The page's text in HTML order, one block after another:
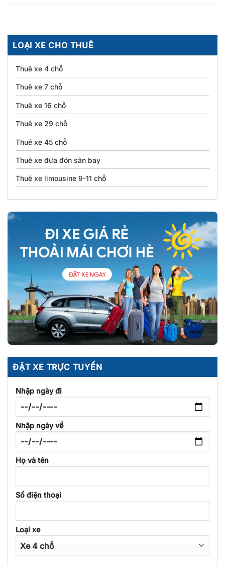
LOẠI XE CHO THUÊ
Thuê xe 4 chỗ
Thuê xe 7 chỗ
Thuê xe 16 chỗ
Thuê xe 29 chỗ
Thuê xe 45 chỗ
Thuê xe đưa đón sân bay
Thuê xe limousine 9-11 chỗ
ĐẶT XE TRỰC TUYẾN
Nhập ngày đi
Nhập ngày về
Họ và tên
Số điện thoại
Loại xe